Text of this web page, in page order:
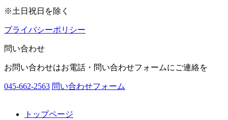
※土日祝日を除く
プライバシーポリシー
問い合わせ
お問い合わせはお電話・問い合わせフォームにご連絡を
045-662-2563 問い合わせフォーム
トップページ